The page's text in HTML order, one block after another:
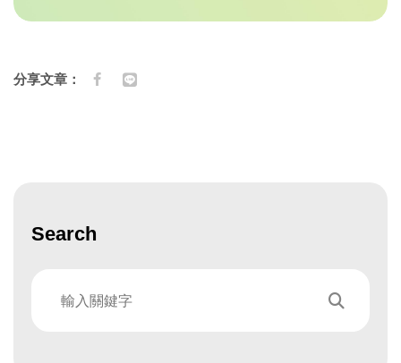
分享文章：
Search